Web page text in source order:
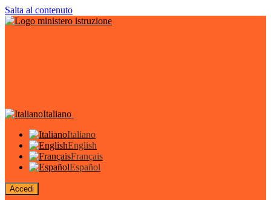
Salta al contenuto
Italiano
Italiano
English
Français
Español
Accedi